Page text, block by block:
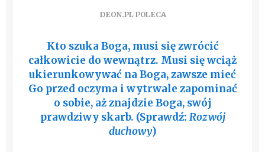
DEON.PL POLECA
Kto szuka Boga, musi się zwrócić
całkowicie do wewnątrz. Musi się wciąż
ukierunkowywać na Boga, zawsze mieć
Go przed oczyma i wytrwale zapominać
o sobie, aż znajdzie Boga, swój
prawdziwy skarb. (Sprawdź: Rozwój
duchowy)